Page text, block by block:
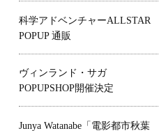
科学アドベンチャーALLSTAR
POPUP 通販
ヴィンランド・サガ
POPUPSHOP開催決定
Junya Watanabe「電影都市秋葉